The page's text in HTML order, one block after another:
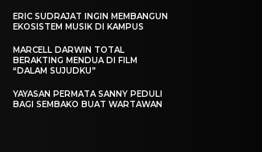
ERIC SUDRAJAT INGIN MEMBANGUN
EKOSISTEM MUSIK DI KAMPUS
MARCELL DARWIN TOTAL
BERAKTING MENDUA DI FILM
“DALAM SUJUDKU”
YAYASAN PERMATA SANNY PEDULI
BAGI SEMBAKO BUAT WARTAWAN